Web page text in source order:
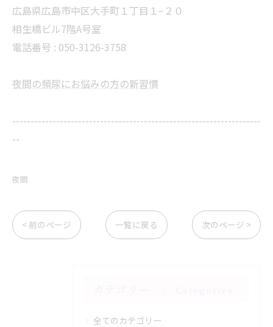
広島県広島市中区大手町１丁目１−２０
相生橋ビル7階A号室
電話番号 : 050-3126-3758
夜間の頻尿にお悩みの方の新習慣
--------------------------------------------------------------------
--
夜間
< 前のページ 一覧に戻る 次のページ >
全てのカテゴリー